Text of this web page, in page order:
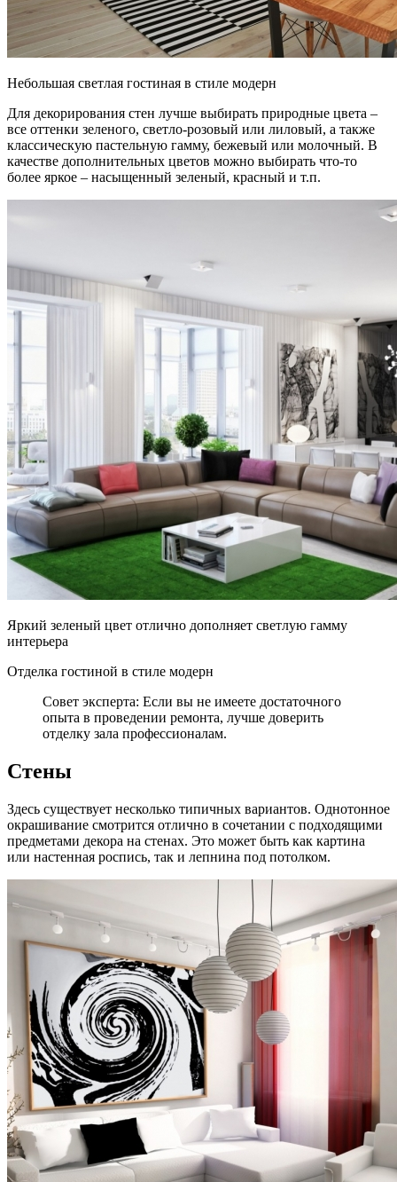
Небольшая светлая гостиная в стиле модерн
Для декорирования стен лучше выбирать природные цвета –
все оттенки зеленого, светло-розовый или лиловый, а также
классическую пастельную гамму, бежевый или молочный. В
качестве дополнительных цветов можно выбирать что-то
более яркое – насыщенный зеленый, красный и т.п.
Яркий зеленый цвет отлично дополняет светлую гамму
интерьера
Отделка гостиной в стиле модерн
Совет эксперта: Если вы не имеете достаточного
опыта в проведении ремонта, лучше доверить
отделку зала профессионалам.
Стены
Здесь существует несколько типичных вариантов. Однотонное
окрашивание смотрится отлично в сочетании с подходящими
предметами декора на стенах. Это может быть как картина
или настенная роспись, так и лепнина под потолком.